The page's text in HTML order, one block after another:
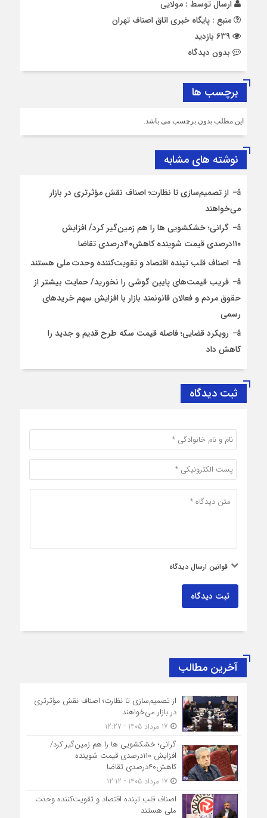
ارسال توسط : مولایی
منبع : پایگاه خبری اتاق اصناف تهران
بدون دیدگاه
برچسب ها
این مطلب بدون برچسب می باشد.
نوشته های مشابه
از تصمیم‌سازی تا نظارت؛ اصناف نقش مؤثرتری در بازار
می‌خواهند
گرانی؛ خشکشویی‌ ها را هم زمین‌گیر کرد/ افزایش
۱۱۰درصدی قیمت شوینده کاهش۴۰درصدی تقاضا
اصناف قلب تپنده اقتصاد و تقویت‌کننده وحدت ملی هستند
فریب قیمت‌های پایین گوشی را نخورید/ حمایت بیشتر از
حقوق مردم و فعالان قانونمند بازار با افزایش سهم خریدهای
رسمی
رویکرد قضایی؛ فاصله قیمت سکه طرح قدیم و جدید را
کاهش داد
ثبت دیدگاه
قوانین ارسال دیدگاه
ثبت دیدگاه
آخرین مطالب
از تصمیم‌سازی تا نظارت؛ اصناف نقش مؤثرتری
در بازار می‌خواهند
گرانی؛ خشکشویی‌ ها را هم زمین‌گیر کرد/
افزایش ۱۱۰درصدی قیمت شوینده
کاهش۴۰درصدی تقاضا
اصناف قلب تپنده اقتصاد و تقویت‌کننده وحدت
ملی هستند